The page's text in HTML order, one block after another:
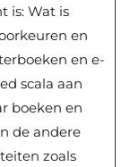
is: Wat is
en
en e-
scala aan
boeken en
de andere
zoals